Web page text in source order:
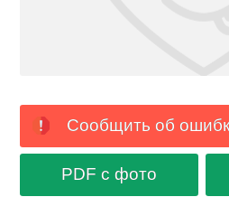
Сообщить об
PDF с фото